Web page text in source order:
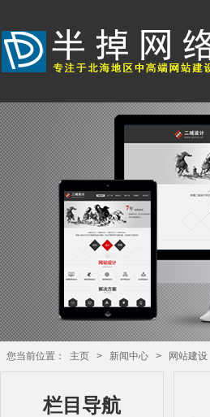
您当前位置： 主页 > 新闻中心 > 网站建设
栏目导航